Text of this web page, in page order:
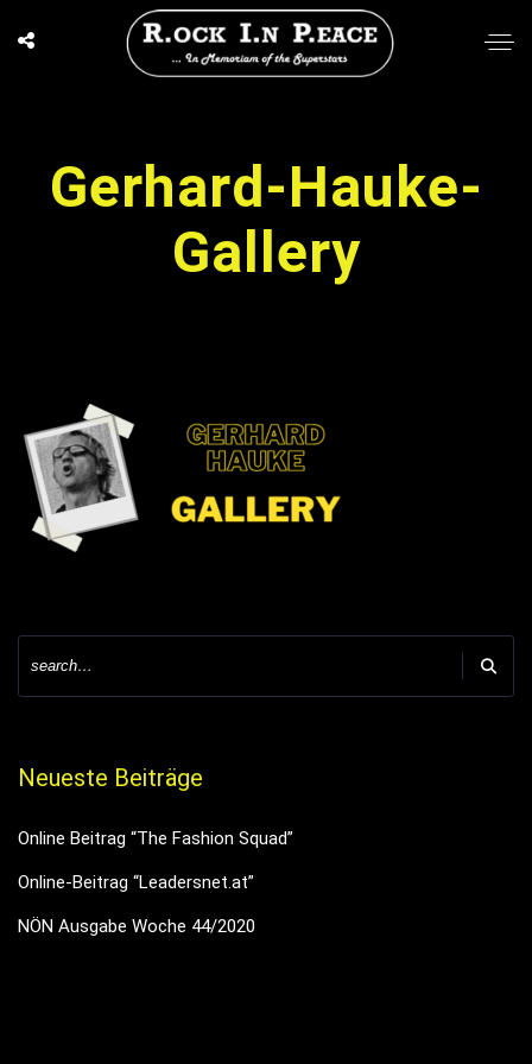
Gerhard-Hauke-
Gallery
Neueste Beiträge
Online Beitrag “The Fashion Squad”
Online-Beitrag “Leadersnet.at”
NÖN Ausgabe Woche 44/2020